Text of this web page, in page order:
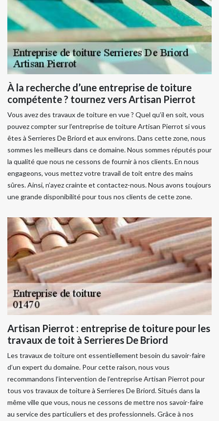
À la recherche d’une entreprise de toiture
compétente ? tournez vers Artisan Pierrot
Vous avez des travaux de toiture en vue ? Quel qu’il en soit, vous
pouvez compter sur l’entreprise de toiture Artisan Pierrot si vous
êtes à Serrieres De Briord et aux environs. Dans cette zone, nous
sommes les meilleurs dans ce domaine. Nous sommes réputés pour
la qualité que nous ne cessons de fournir à nos clients. En nous
engageons, vous mettez votre travail de toit entre des mains
sûres. Ainsi, n’ayez crainte et contactez-nous. Nous avons toujours
une grande disponibilité pour tous nos clients de cette zone.
Artisan Pierrot : entreprise de toiture pour les
travaux de toit à Serrieres De Briord
Les travaux de toiture ont essentiellement besoin du savoir-faire
d’un expert du domaine. Pour cette raison, nous vous
recommandons l’intervention de l’entreprise Artisan Pierrot pour
tous vos travaux de toiture à Serrieres De Briord. Situés dans la
même ville que vous, nous ne cessons de mettre nos savoir-faire
au service des particuliers et des professionnels. Grâce à nos